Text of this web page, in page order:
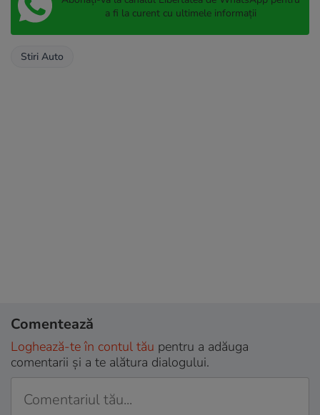
a fi la curent cu ultimele informații
Stiri Auto
Comentează
Loghează-te în contul tău pentru a adăuga
comentarii și a te alătura dialogului.